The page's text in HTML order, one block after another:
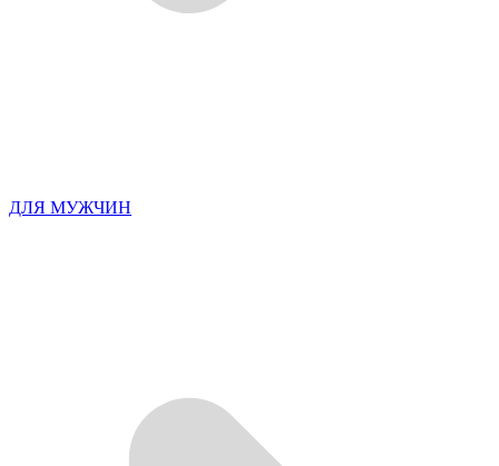
ДЛЯ МУЖЧИН